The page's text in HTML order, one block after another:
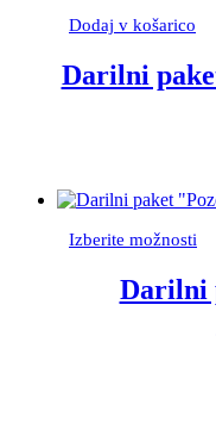
Dodaj v košarico
Darilni
Izberite možnosti
Darilni